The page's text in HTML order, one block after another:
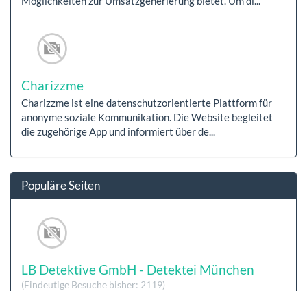
Charizzme
Charizzme ist eine datenschutzorientierte Plattform für
anonyme soziale Kommunikation. Die Website begleitet
die zugehörige App und informiert über de...
Populäre Seiten
LB Detektive GmbH - Detektei München
(Eindeutige Besuche bisher: 2119)